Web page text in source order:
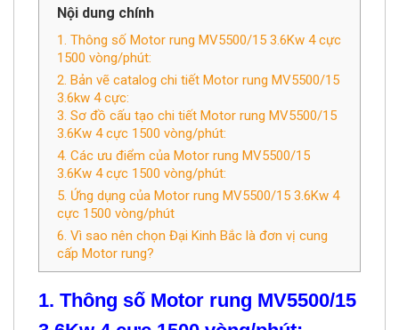
1. Thông số Motor rung MV5500/15 3.6Kw 4 cực
1500 vòng/phút:
2. Bản vẽ catalog chi tiết Motor rung MV5500/15
3.6kw 4 cực:
3. Sơ đồ cấu tạo chi tiết Motor rung MV5500/15
3.6Kw 4 cực 1500 vòng/phút:
4. Các ưu điểm của Motor rung MV5500/15
3.6Kw 4 cực 1500 vòng/phút:
5. Ứng dụng của Motor rung MV5500/15 3.6Kw 4
cực 1500 vòng/phút
6. Vì sao nên chọn Đại Kinh Bắc là đơn vị cung
cấp Motor rung?
1. Thông số Motor rung MV5500/15
3.6Kw 4 cực 1500 vòng/phút: